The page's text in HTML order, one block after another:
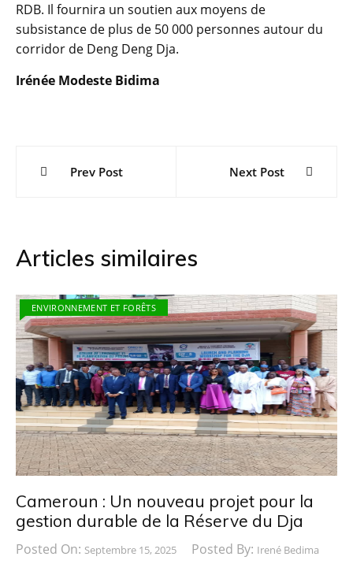
RDB. Il fournira un soutien aux moyens de
subsistance de plus de 50 000 personnes autour du
corridor de Deng Deng Dja.
Irénée Modeste Bidima
Prev Post Next Post
Articles similaires
ENVIRONNEMENT ET FORÊTS
Cameroun : Un nouveau projet pour la
gestion durable de la Réserve du Dja
Posted On: Septembre 15, 2025 Posted By: Irené Bedima